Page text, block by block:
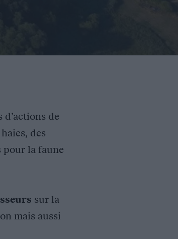
de
des
pour la faune
sur la
mais aussi